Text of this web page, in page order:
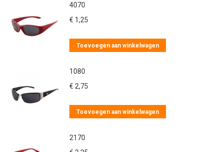
4070
€ 1,25
Toevoegen aan winkelwagen
1080
€ 2,75
Toevoegen aan winkelwagen
2170